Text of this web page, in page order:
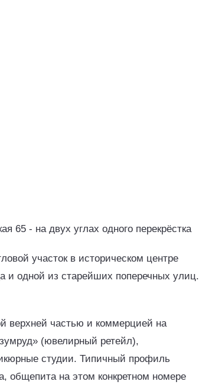
65 - на двух углах одного перекрёстка
участок в историческом центре
и одной из старейших поперечных улиц.
верхней частью и коммерцией на
(ювелирный ретейл),
студии. Типичный профиль
общепита на этом конкретном номере